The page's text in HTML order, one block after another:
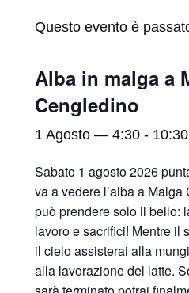
Questo evento è
Alba in malga a
Cengledino
1 Agosto — 4:30 - 10:30
Sabato 1 agosto 2026
va a vedere l’alba a
può prendere solo il bello:
lavoro e sacrifici! Mentre il
il cielo assisterai alla
alla lavorazione del latte.